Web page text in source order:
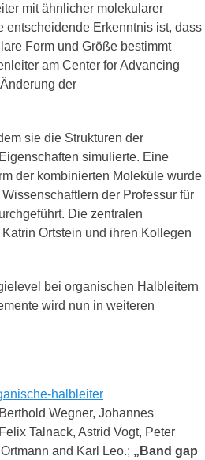
mit ähnlicher molekularer
entscheidende Erkenntnis ist, dass
Form und Größe bestimmt
am Center for Advancing
der
sie die Strukturen der
simulierte. Eine
der kombinierten Moleküle wurde
der Professur für
Die zentralen
Ortstein und ihren Kollegen
bei organischen Halbleitern
wird nun in weiteren
halbleiter
Wegner, Johannes
Talnack, Astrid Vogt, Peter
and Karl Leo.; „Band gap